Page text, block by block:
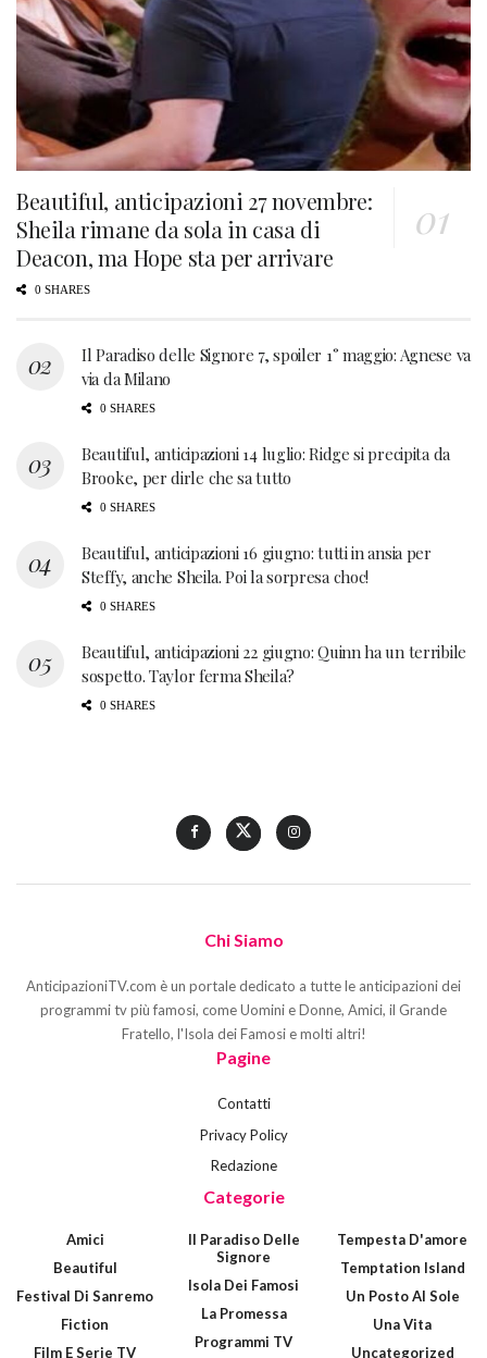
Beautiful, anticipazioni 27 novembre:
Sheila rimane da sola in casa di
Deacon, ma Hope sta per arrivare
0 SHARES
Il Paradiso delle Signore 7, spoiler 1° maggio: Agnese va
via da Milano
0 SHARES
Beautiful, anticipazioni 14 luglio: Ridge si precipita da
Brooke, per dirle che sa tutto
0 SHARES
Beautiful, anticipazioni 16 giugno: tutti in ansia per
Steffy, anche Sheila. Poi la sorpresa choc!
0 SHARES
Beautiful, anticipazioni 22 giugno: Quinn ha un terribile
sospetto. Taylor ferma Sheila?
0 SHARES
Chi Siamo
AnticipazioniTV.com è un portale dedicato a tutte le anticipazioni dei
programmi tv più famosi, come Uomini e Donne, Amici, il Grande
Fratello, l'Isola dei Famosi e molti altri!
Pagine
Contatti
Privacy Policy
Redazione
Categorie
Amici
Beautiful
Festival Di Sanremo
Fiction
Film E Serie TV
Il Paradiso Delle
Signore
Isola Dei Famosi
La Promessa
Programmi TV
Tempesta D'amore
Temptation Island
Un Posto Al Sole
Una Vita
Uncategorized